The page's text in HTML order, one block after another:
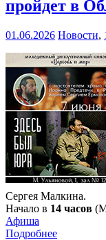
пройдет в
01.06.2026 Новости,
Сергея Малкина.
Начало в 14 часов
Афиша
Подробнее